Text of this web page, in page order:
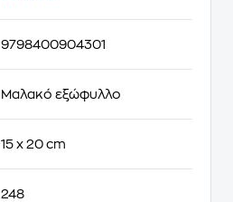
9798400904301
Μαλακό εξώφυλλο
15 x 20 cm
248